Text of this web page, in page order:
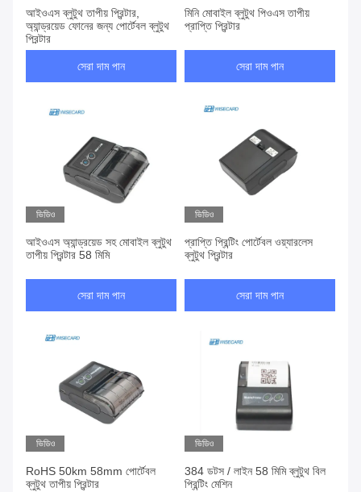
আইওএস ব্লুটুথ তাপীয় প্রিন্টার,
অ্যান্ড্রয়েড ফোনের জন্য পোর্টেবল ব্লুটুথ
প্রিন্টার
সেরা দাম পান
মিনি মোবাইল ব্লুটুথ পিওএস তাপীয়
প্রাপ্তি প্রিন্টার
সেরা দাম পান
ভিডিও
আইওএস অ্যান্ড্রয়েড সহ মোবাইল ব্লুটুথ
তাপীয় প্রিন্টার 58 মিমি
সেরা দাম পান
ভিডিও
প্রাপ্তি প্রিন্টিং পোর্টেবল ওয়্যারলেস
ব্লুটুথ প্রিন্টার
সেরা দাম পান
ভিডিও
RoHS 50km 58mm পোর্টেবল
ব্লুটুথ তাপীয় প্রিন্টার
ভিডিও
384 ডটস / লাইন 58 মিমি ব্লুটুথ বিল
প্রিন্টিং মেশিন